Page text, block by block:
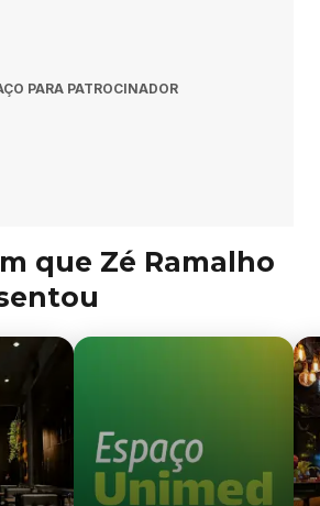
PARA PATROCINADOR
que Zé Ramalho